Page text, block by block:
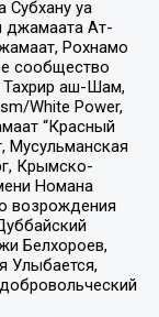
уа
джамаата Ат-
Рохнамо
сообщество
Тахрир аш-Шам,
White Power,
“Красный
Мусульманская
Крымско-
Номана
возрождения
Белхороев,
Улыбается,